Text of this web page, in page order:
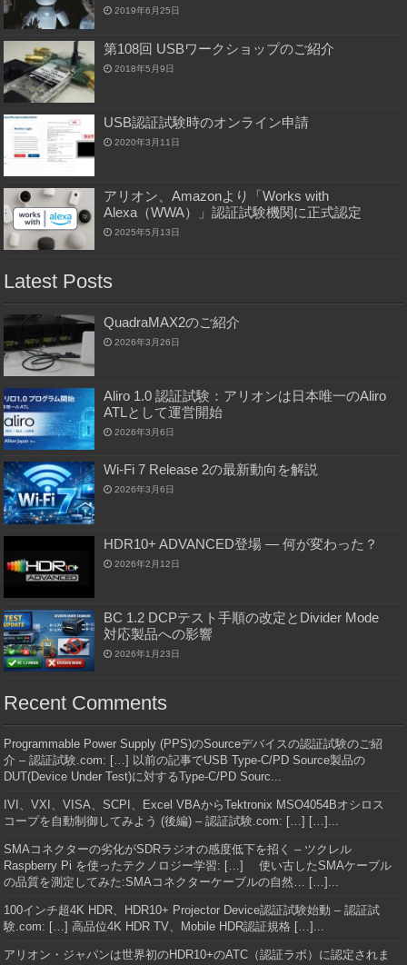
2019年6月25日
第108回 USBワークショップのご紹介
2018年5月9日
USB認証試験時のオンライン申請
2020年3月11日
アリオン、Amazonより「Works with
Alexa（WWA）」認証試験機関に正式認定
2025年5月13日
Latest Posts
QuadraMAX2のご紹介
2026年3月26日
Aliro 1.0 認証試験：アリオンは日本唯一のAliro
ATLとして運営開始
2026年3月6日
Wi-Fi 7 Release 2の最新動向を解説
2026年3月6日
HDR10+ ADVANCED登場 ― 何が変わった？
2026年2月12日
BC 1.2 DCPテスト手順の改定とDivider Mode
対応製品への影響
2026年1月23日
Recent Comments
Programmable Power Supply (PPS)のSourceデバイスの認証試験のご紹
介 – 認証試験.com: […] 以前の記事でUSB Type-C/PD Source製品の
DUT(Device Under Test)に対するType-C/PD Sourc...
IVI、VXI、VISA、SCPI、Excel VBAからTektronix MSO4054Bオシロス
コープを自動制御してみよう (後編) – 認証試験.com: […] […]...
SMAコネクターの劣化がSDRラジオの感度低下を招く – ツクレル
Raspberry Pi を使ったテクノロジー学習: […] 使い古したSMAケーブル
の品質を測定してみた:SMAコネクターケーブルの自然… […]...
100インチ超4K HDR、HDR10+ Projector Device認証試験始動 – 認証試
験.com: […] 高品位4K HDR TV、Mobile HDR認証規格 […]...
アリオン・ジャパンは世界初のHDR10+のATC（認証ラボ）に認定されま